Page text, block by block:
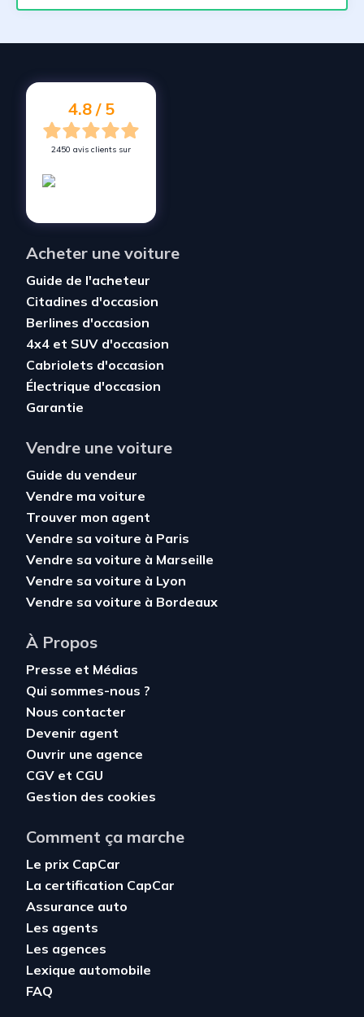
4.8 / 5
2450 avis clients sur
Acheter une voiture
Guide de l'acheteur
Citadines d'occasion
Berlines d'occasion
4x4 et SUV d'occasion
Cabriolets d'occasion
Électrique d'occasion
Garantie
Vendre une voiture
Guide du vendeur
Vendre ma voiture
Trouver mon agent
Vendre sa voiture à Paris
Vendre sa voiture à Marseille
Vendre sa voiture à Lyon
Vendre sa voiture à Bordeaux
À Propos
Presse et Médias
Qui sommes-nous ?
Nous contacter
Devenir agent
Ouvrir une agence
CGV et CGU
Gestion des cookies
Comment ça marche
Le prix CapCar
La certification CapCar
Assurance auto
Les agents
Les agences
Lexique automobile
FAQ